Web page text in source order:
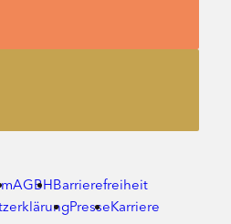
AGBHBarrierefreiheit
PresseKarriere